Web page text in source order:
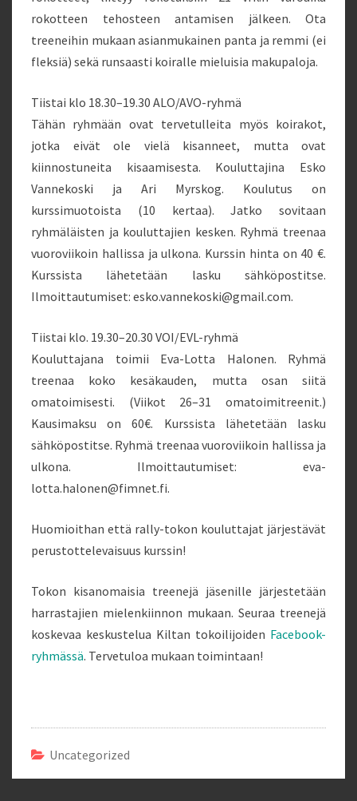
rokotteen tehosteen antamisen jälkeen. Ota
treeneihin mukaan asianmukainen panta ja remmi (ei
fleksiä) sekä runsaasti koiralle mieluisia makupaloja.
Tiistai klo 18.30–19.30 ALO/AVO-ryhmä
Tähän ryhmään ovat tervetulleita myös koirakot,
jotka eivät ole vielä kisanneet, mutta ovat
kiinnostuneita kisaamisesta. Kouluttajina Esko
Vannekoski ja Ari Myrskog. Koulutus on
kurssimuotoista (10 kertaa). Jatko sovitaan
ryhmäläisten ja kouluttajien kesken. Ryhmä treenaa
vuoroviikoin hallissa ja ulkona. Kurssin hinta on 40 €.
Kurssista lähetetään lasku sähköpostitse.
Ilmoittautumiset: esko.vannekoski@gmail.com.
Tiistai klo. 19.30–20.30 VOI/EVL-ryhmä
Kouluttajana toimii Eva-Lotta Halonen. Ryhmä
treenaa koko kesäkauden, mutta osan siitä
omatoimisesti. (Viikot 26–31 omatoimitreenit.)
Kausimaksu on 60€. Kurssista lähetetään lasku
sähköpostitse. Ryhmä treenaa vuoroviikoin hallissa ja
ulkona. Ilmoittautumiset: eva-
lotta.halonen@fimnet.fi.
Huomioithan että rally-tokon kouluttajat järjestävät
perustottelevaisuus kurssin!
Tokon kisanomaisia treenejä jäsenille järjestetään
harrastajien mielenkiinnon mukaan. Seuraa treenejä
koskevaa keskustelua Kiltan tokoilijoiden Facebook-
ryhmässä. Tervetuloa mukaan toimintaan!
Uncategorized